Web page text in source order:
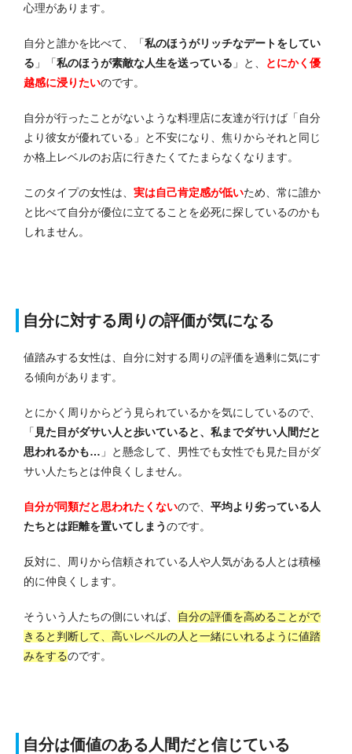
心理があります。
自分と誰かを比べて、「私のほうがリッチなデートをしてい
る 」「私のほうが素敵な人生を送っている 」と、
とにかく優
越感に浸りたいのです。
自分が行ったことがないような料理店に友達が行けば「自分
より彼女が優れている」と不安になり、焦りからそれと同じ
か格上レベルのお店に行きたくてたまらなくなります。
このタイプの女性は、 実は自己肯定感が低いため、常に誰か
と比べて自分が優位に立てることを必死に探しているのかも
しれません。
自分に対する周りの評価が気になる
値踏みする女性は、自分に対する周りの評価を過剰に気にす
る傾向があります。
とにかく周りからどう見られているかを気にしているので、
「 見た目がダサい人と歩いていると、私までダサい人間だと
思われるかも… 」と懸念して、男性でも女性でも見た目がダ
サい人たちとは仲良くしません。
自分が同類だと思われたくないので、 平均より劣っている人
たちとは距離を置いてしまうのです。
反対に、周りから信頼されている人や人気がある人とは積極
的に仲良くします。
そういう人たちの側にいれば、
自分の評価を高めることがで
きると判断して、高いレベルの人と一緒にいれるように値踏
みをするのです。
自分は価値のある人間だと信じている